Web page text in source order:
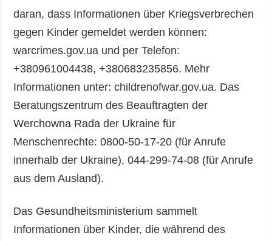
daran, dass Informationen über Kriegsverbrechen
gegen Kinder gemeldet werden können:
warcrimes.gov.ua und per Telefon:
+380961004438, +380683235856. Mehr
Informationen unter: childrenofwar.gov.ua. Das
Beratungszentrum des Beauftragten der
Werchowna Rada der Ukraine für
Menschenrechte: 0800-50-17-20 (für Anrufe
innerhalb der Ukraine), 044-299-74-08 (für Anrufe
aus dem Ausland).
Das Gesundheitsministerium sammelt
Informationen über Kinder, die während des